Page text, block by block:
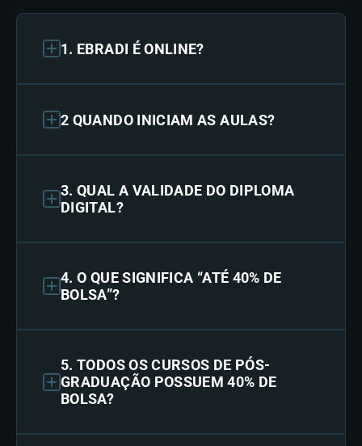
1. EBRADI É ONLINE?
2 QUANDO INICIAM AS AULAS?
3. QUAL A VALIDADE DO DIPLOMA
DIGITAL?
4. O QUE SIGNIFICA “ATÉ 40% DE
BOLSA”?
5. TODOS OS CURSOS DE PÓS-
GRADUAÇÃO POSSUEM 40% DE
BOLSA?